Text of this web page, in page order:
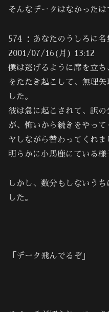
そんなデータはなかったは
574 ：あなたのうしろに名
2001/07/16(月) 13:12
僕は逃げるように席を立
をたたき起こして、無理
した。
彼は急に起こされて、訳
が、怖いから続きをやっ
ヤしながら替わってくれま
明らかに小馬鹿にている様
しかし、数分もしないう
した。
「データ飛んでるぞ」